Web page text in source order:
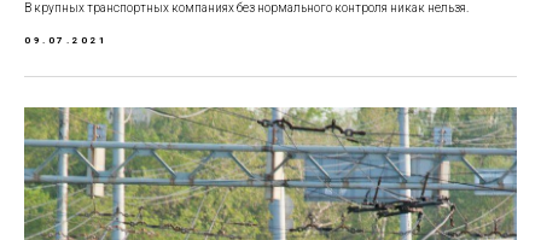
В крупных транспортных компаниях без нормального контроля никак нельзя.
09.07.2021